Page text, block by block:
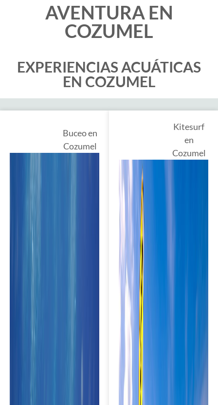
AVENTURA EN
COZUMEL
EXPERIENCIAS ACUÁTICAS
EN COZUMEL
Buceo en
Cozumel
Kitesurf
en
Cozumel